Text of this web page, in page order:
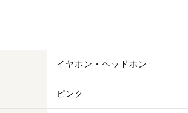
イヤホン・ヘッドホン
ピンク